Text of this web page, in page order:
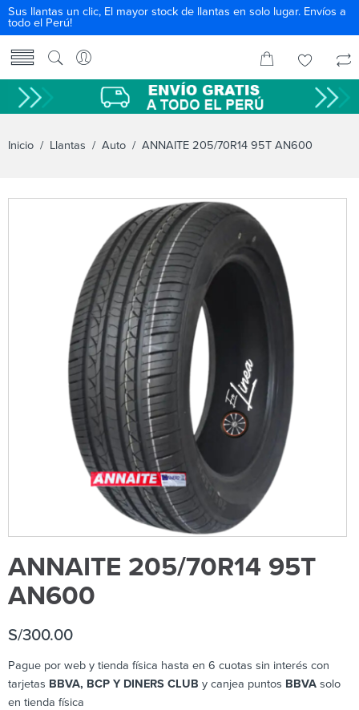
Sus llantas un clic, El mayor stock de llantas en solo lugar. Envíos a
todo el Perú!
Inicio / Llantas / Auto / ANNAITE 205/70R14 95T AN600
ANNAITE 205/70R14 95T
AN600
S/300.00
Pague por web y tienda física hasta en 6 cuotas sin interés con
tarjetas BBVA, BCP Y DINERS CLUB y canjea puntos BBVA solo
en tienda física